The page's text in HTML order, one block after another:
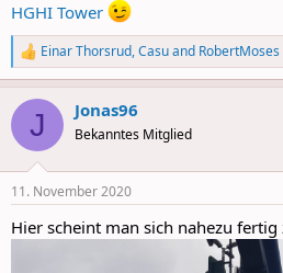
HGHI Tower
R
e
a
c
i
s
Einar Thorsrud,Casuand RobertMoses
J Jonas96
Bekanntes Mitglied
11. November 2020
Hier scheint man sich nahezu fertig